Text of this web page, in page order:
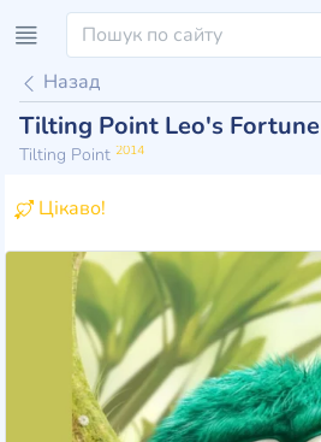
Назад
Tilting Point Leo's Fortune
Tilting Point 2014
Цікаво!